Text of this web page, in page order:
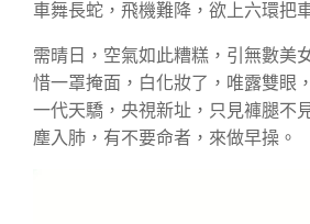
車舞長蛇，飛機難降，欲上六環把
需晴日，空氣如此糟糕，引無數美
惜一罩掩面，白化妝了，唯露雙眼
一代天驕，央視新址，只見褲腿不
塵入肺，有不要命者，來做早操。